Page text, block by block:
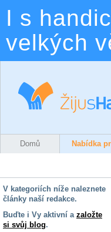
I s
velkých
Domů Nabídka
V kategoriích níže naleznete
články naší redakce.
Buďte i Vy aktivní a založte
si svůj blog.